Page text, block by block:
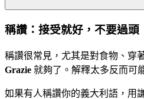
稱讚：接受就好，不要過頭
稱讚很常見，尤其是對食物、穿
Grazie 就夠了。解釋太多反而可
如果有人稱讚你的義大利語，用